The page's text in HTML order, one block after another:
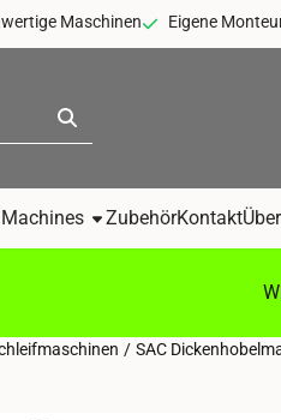
Maschinen Eigene
ZubehörKontakt
/ SAC